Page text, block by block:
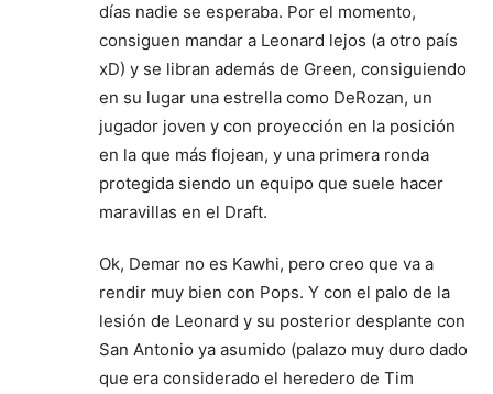
días nadie se esperaba. Por el momento,
consiguen mandar a Leonard lejos (a otro país
xD) y se libran además de Green, consiguiendo
en su lugar una estrella como DeRozan, un
jugador joven y con proyección en la posición
en la que más flojean, y una primera ronda
protegida siendo un equipo que suele hacer
maravillas en el Draft.
Ok, Demar no es Kawhi, pero creo que va a
rendir muy bien con Pops. Y con el palo de la
lesión de Leonard y su posterior desplante con
San Antonio ya asumido (palazo muy duro dado
que era considerado el heredero de Tim